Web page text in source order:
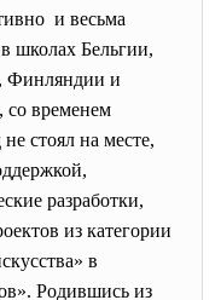
и весьма
школах Бельгии,
Финляндии и
со временем
стоял на месте,
разработки,
из категории
в
Родившись из